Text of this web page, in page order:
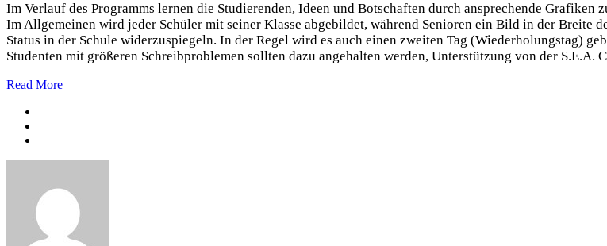
Im Verlauf des Programms lernen die Studierenden, Ideen und Botschaften durch ansprechende
Im Allgemeinen wird jeder Schüler mit seiner Klasse abgebildet, während Senioren ein Bild in der Breite
Status in der Schule widerzuspiegeln. In der Regel wird es auch einen zweiten Tag (Wiederholungstag)
Studenten mit größeren Schreibproblemen sollten dazu angehalten werden, Unterstützung von der
Read More